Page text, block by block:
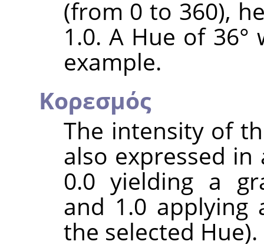
(from 0 to 360),
1.0. A Hue of
example.
Κορεσμός
The intensity of
also expressed
0.0 yielding a
and 1.0 applying
the selected Hue).